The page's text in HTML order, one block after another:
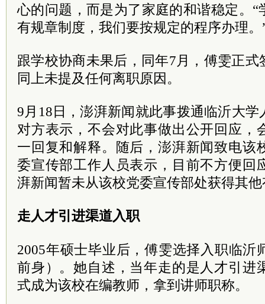
心的问题，而是为了家庭的和谐稳定。
有规章制度，我们要按规定的程序办理。
跟学校协商未果后，同年7月，傅雯正
同上未提及任何离职原因。
9月18日，澎湃新闻就此事拨通临沂大
对方表示，不会对此事做出公开回应，
一回复和解释。随后，澎湃新闻致电该
委宣传部工作人员表示，目前不方便回
湃新闻暂未从该校党委宣传部处获得其
走人才引进渠道入职
2005年硕士毕业后，傅雯选择入职临沂
前身）。她自述，当年走的是人才引进
式成为该校在编教师，拿到讲师职称。